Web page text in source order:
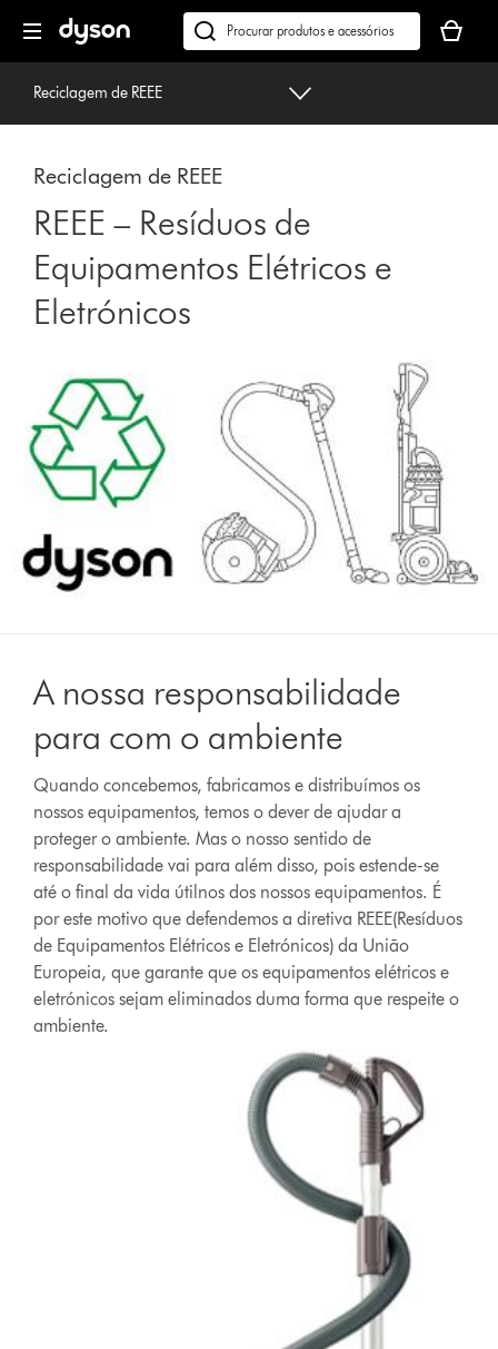
seguinte
Pesquisar
em
seu
cesto
Reciclagem de REEE
Reciclagem de REEE
REEE – Resíduos de
Equipamentos Elétricos e
Eletrónicos
A nossa responsabilidade
para com o ambiente
Quando concebemos, fabricamos e distribuímos os
nossos equipamentos, temos o dever de ajudar a
proteger o ambiente. Mas o nosso sentido de
responsabilidade vai para além disso, pois estende-se
até o final da vida útilnos dos nossos equipamentos. É
por este motivo que defendemos a diretiva REEE(Resíduos
de Equipamentos Elétricos e Eletrónicos) da União
Europeia, que garante que os equipamentos elétricos e
eletrónicos sejam eliminados duma forma que respeite o
ambiente.